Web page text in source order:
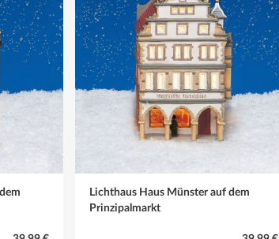
Lichthaus Haus Münster auf dem
Prinzipalmarkt